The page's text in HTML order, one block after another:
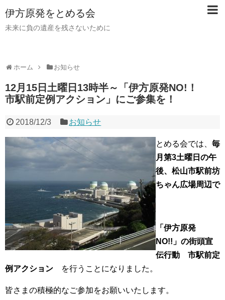
伊方原発をとめる会
未来に負の遺産を残さないために
ホーム お知らせ
12月15日土曜日13時半～「伊方原発NO!！
市駅前定例アクション」にご参集を！
2018/12/3 お知らせ
とめる会では、 毎
月第3土曜日の午
後、松山市駅前坊
ちゃん広場周辺で
「伊方原発
NO!!」の街頭宣
伝行動 市駅前定
例アクション
を行うことになりました。
皆さまの積極的なご参加をお願いいたします。